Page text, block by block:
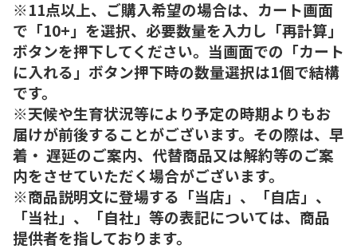
※11点以上、ご購入希望の場合は、カート画面
で「10+」を選択、必要数量を入力し「再計算」
ボタンを押下してください。当画面での「カート
に入れる」ボタン押下時の数量選択は1個で結構
です。
※天候や生育状況等により予定の時期よりもお
届けが前後することがございます。その際は、早
着・ 遅延のご案内、代替商品又は解約等のご案
内をさせていただく場合がございます。
※商品説明文に登場する「当店」、「自店」、
「当社」、「自社」等の表記については、商品
提供者を指しております。